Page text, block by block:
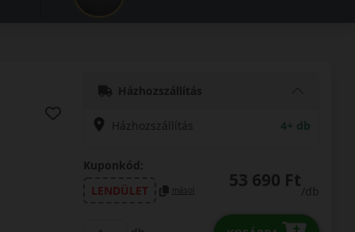
Házhozszállítás
Házhozszállítás 4+ db
Kuponkód:
LENDÜLET
másol 53 690 Ft
/db